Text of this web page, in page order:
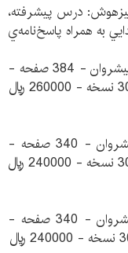
درس پيشرفته،
ابتدايي به همراه پاسخ‌نامه‌ي
حميد اسدي‌كيا؛ وحيد اسدي‌كيا - مبتكران، پيشروان - 384 صفحه -
حسين انصاري؛ سيامك قادر - مبتكران، پيشروان - 340 صفحه -
حسين انصاري؛ سيامك قادر - مبتكران، پيشروان - 340 صفحه -